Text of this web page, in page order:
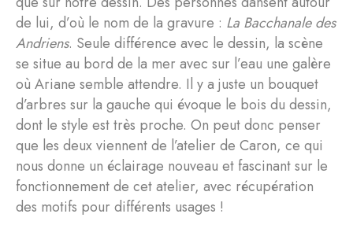
de lui, d’où le nom de la gravure : La Bacchanale des
Andriens. Seule différence avec le dessin, la scène
se situe au bord de la mer avec sur l’eau une galère
où Ariane semble attendre. Il y a juste un bouquet
d’arbres sur la gauche qui évoque le bois du dessin,
dont le style est très proche. On peut donc penser
que les deux viennent de l’atelier de Caron, ce qui
nous donne un éclairage nouveau et fascinant sur le
fonctionnement de cet atelier, avec récupération
des motifs pour différents usages !